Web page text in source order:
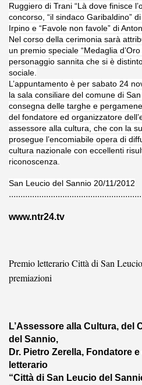
Ruggiero di Trani “Là dove finisce
concorso, “il sindaco Garibaldino”
Irpino e “Favole non favole” di
Nel corso della cerimonia sarà
un premio speciale “Medaglia
personaggio sannita che si è
sociale.
L’appuntamento è per sabato 24
la sala consiliare del comune di
consegna delle targhe e
del fondatore ed organizzatore
assessore alla cultura, che con la
prosegue l’encomiabile opera di
cultura nazionale con eccellenti
riconoscenza.
San Leucio del Sannio 20/11/2012
www.ntr24.tv
Premio letterario Città di San
premiazioni
L’Assessore alla Cultura, del
del Sannio,
Dr. Pietro Zerella, Fondatore
letterario
“Città di San Leucio del
- 2016
17-6-2016
- ROMA
FRAGOLE 2017